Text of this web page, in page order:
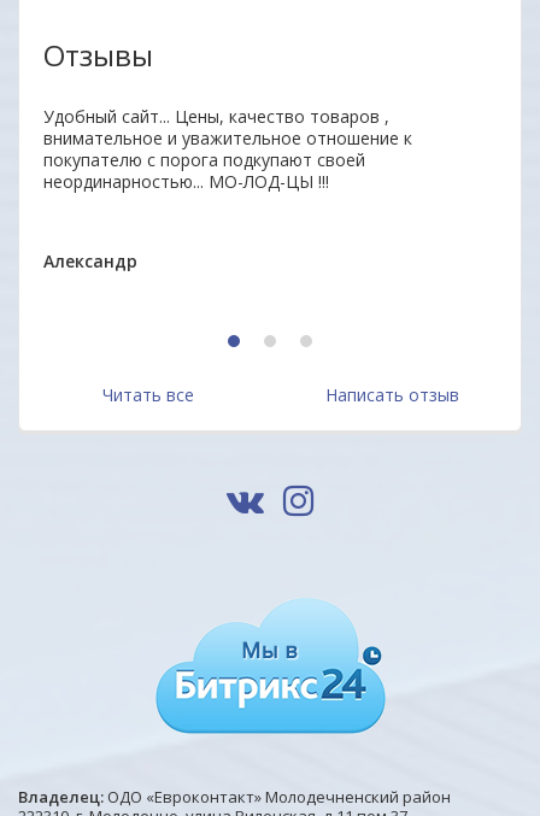
Отзывы
Удобный сайт... Цены, качество товаров ,
внимательное и уважительное отношение к
покупателю с порога подкупают своей
неординарностью... МО-ЛОД-ЦЫ !!!
Александр
1 2 3
Читать все Написать отзыв
Владелец: ОДО «Евроконтакт» Молодечненский район